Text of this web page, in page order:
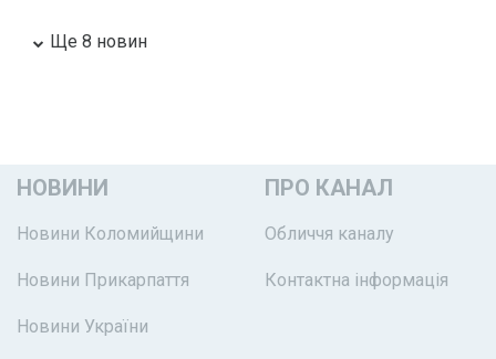
Ще 8 новин
НОВИНИ
Новини Коломийщини
Новини Прикарпаття
Новини України
ПРО КАНАЛ
Обличчя каналу
Контактна інформація